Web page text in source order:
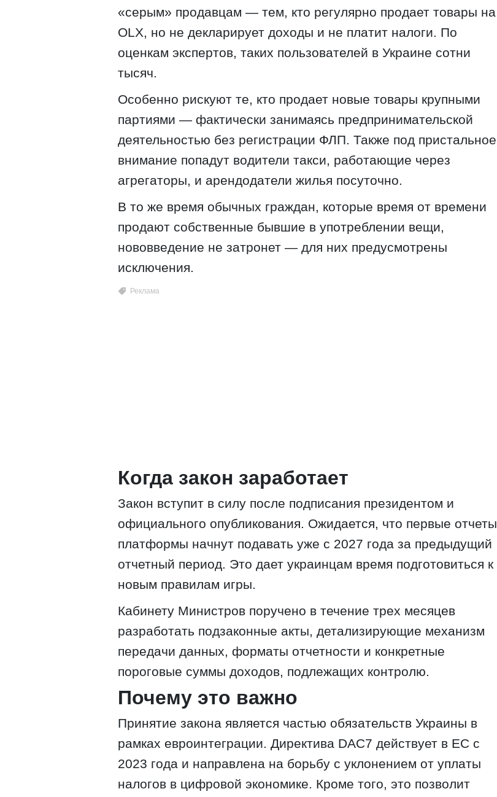
«серым» продавцам — тем, кто регулярно продает товары на
OLX, но не декларирует доходы и не платит налоги. По
оценкам экспертов, таких пользователей в Украине сотни
тысяч.
Особенно рискуют те, кто продает новые товары крупными
партиями — фактически занимаясь предпринимательской
деятельностью без регистрации ФЛП. Также под пристальное
внимание попадут водители такси, работающие через
агрегаторы, и арендодатели жилья посуточно.
В то же время обычных граждан, которые время от времени
продают собственные бывшие в употреблении вещи,
нововведение не затронет — для них предусмотрены
исключения.
Когда закон заработает
Закон вступит в силу после подписания президентом и
официального опубликования. Ожидается, что первые отчеты
платформы начнут подавать уже с 2027 года за предыдущий
отчетный период. Это дает украинцам время подготовиться к
новым правилам игры.
Кабинету Министров поручено в течение трех месяцев
разработать подзаконные акты, детализирующие механизм
передачи данных, форматы отчетности и конкретные
пороговые суммы доходов, подлежащих контролю.
Почему это важно
Принятие закона является частью обязательств Украины в
рамках евроинтеграции. Директива DAC7 действует в ЕС с
2023 года и направлена на борьбу с уклонением от уплаты
налогов в цифровой экономике. Кроме того, это позволит